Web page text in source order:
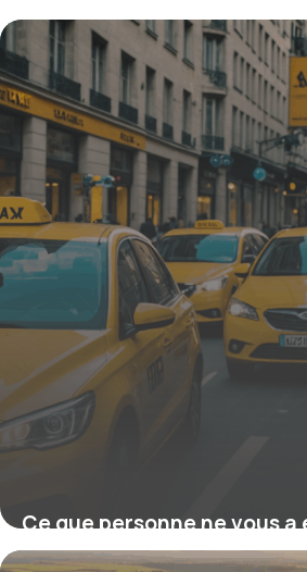
comment la
technologie et l’écologie
votre mobilité immédiate
27 octobre 2025
Ce que personne ne vous
le coût d’une licence de